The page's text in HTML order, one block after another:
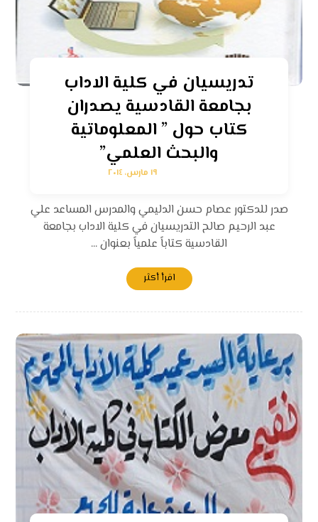
تدريسيان في كلية الاداب
بجامعة القادسية يصدران
كتاب حول ” المعلوماتية
والبحث العلمي”
١٩ مارس، ٢٠١٤
صدر للدكتور عصام حسن الدليمي والمدرس المساعد علي
عبد الرحيم صالح التدريسيان في كلية الاداب بجامعة
القادسية كتاباً علمياً بعنوان ...
اقرأ أكثر